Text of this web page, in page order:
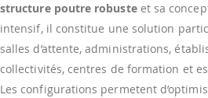
structure poutre robusteet sa
intensif, il constitue une solution
salles d’attente, administrations,
collectivités, centres de formation et
Les configurations permetent